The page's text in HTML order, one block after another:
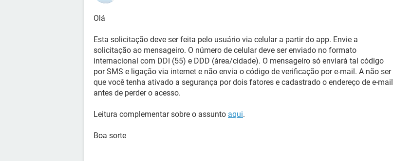
Olá
Esta solicitação deve ser feita pelo usuário via celular a partir do app. Envie a
solicitação ao mensageiro. O número de celular deve ser enviado no formato
internacional com DDI (55) e DDD (área/cidade). O mensageiro só enviará tal código
por SMS e ligação via internet e não envia o código de verificação por e-mail. A não ser
que você tenha ativado a segurança por dois fatores e cadastrado o endereço de e-mail
antes de perder o acesso.
Leitura complementar sobre o assunto aqui.
Boa sorte